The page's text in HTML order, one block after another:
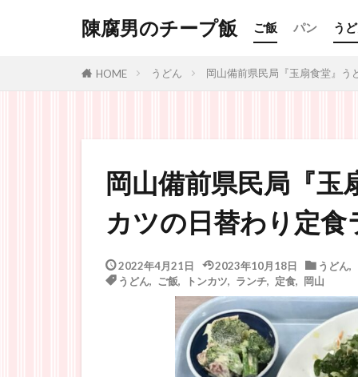
陳腐男のチープ飯 ご飯 パン う
HOME うどん 岡山備前県民局『玉扇食堂』う
岡山備前県民局『
カツの日替わり定食
2022年4月21日 2023年10月18日 うどん
うどん
ご飯 トンカツ ランチ, 定食, 岡山